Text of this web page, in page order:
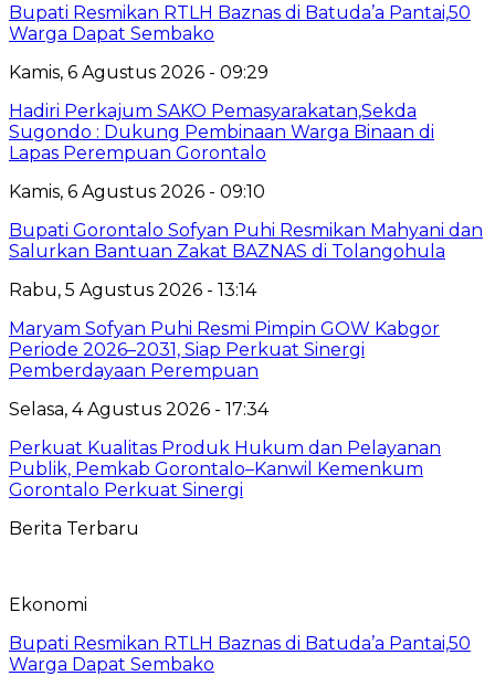
Bupati Resmikan RTLH Baznas di Batuda’a Pantai,50
Warga Dapat Sembako
Kamis, 6 Agustus 2026 - 09:29
Hadiri Perkajum SAKO Pemasyarakatan,Sekda
Sugondo : Dukung Pembinaan Warga Binaan di
Lapas Perempuan Gorontalo
Kamis, 6 Agustus 2026 - 09:10
Bupati Gorontalo Sofyan Puhi Resmikan Mahyani dan
Salurkan Bantuan Zakat BAZNAS di Tolangohula
Rabu, 5 Agustus 2026 - 13:14
Maryam Sofyan Puhi Resmi Pimpin GOW Kabgor
Periode 2026–2031, Siap Perkuat Sinergi
Pemberdayaan Perempuan
Selasa, 4 Agustus 2026 - 17:34
Perkuat Kualitas Produk Hukum dan Pelayanan
Publik, Pemkab Gorontalo–Kanwil Kemenkum
Gorontalo Perkuat Sinergi
Berita Terbaru
Ekonomi
Bupati Resmikan RTLH Baznas di Batuda’a Pantai,50
Warga Dapat Sembako